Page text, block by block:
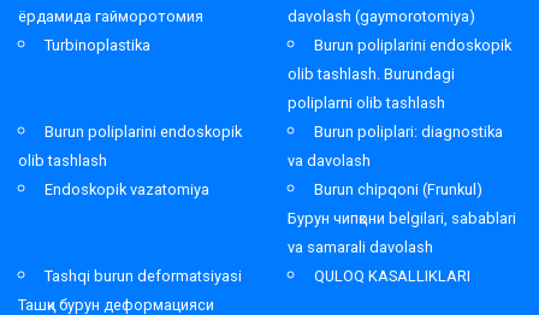
ёрдамида гайморотомия
davolash (gaymorotomiya)
Turbinoplastika
Burun poliplarini endoskopik
olib tashlash. Burundagi
poliplarni olib tashlash
Burun poliplarini endoskopik
olib tashlash
Burun poliplari: diagnostika
va davolash
Endoskopik vazatomiya
Burun chipqoni (Frunkul)
Бурун чипқони belgilari, sabablari
va samarali davolash
Tashqi burun deformatsiyasi
Ташқи бурун деформацияси
QULOQ KASALLIKLARI